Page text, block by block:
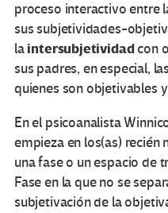
proceso interactivo entre
sus subjetividades-
laintersubjetividadcon
sus padres, en especial,
quienes son objetivables
En el psicoanalista
empieza en los(as) recién
una fase o un espacio de
Fase en la que no se
subjetivación de la